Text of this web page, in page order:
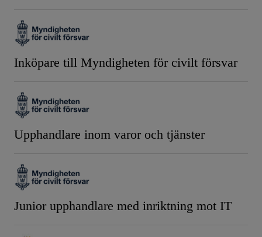
Inköpare till Myndigheten för civilt försvar
Upphandlare inom varor och tjänster
Junior upphandlare med inriktning mot IT